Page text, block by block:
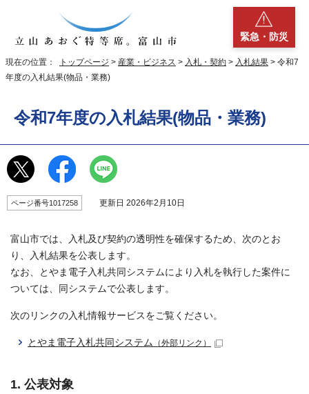
緊急・防災
現在の位置： トップページ > 産業・ビジネス > 入札・契約 > 入札結果 > 令和7
年度の入札結果(物品・業務)
令和7年度の入札結果(物品・業務)
ページ番号1017258 更新日 2026年2月10日
富山市では、入札及び契約の透明性を確保するため、次のとお
り、入札結果を公表します。
なお、とやま電子入札共同システムにより入札を執行した案件に
ついては、同システムで公表します。
次のリンクの入札情報サービスをご覧ください。
とやま電子入札共同システム （外部リンク）
1. 公表対象